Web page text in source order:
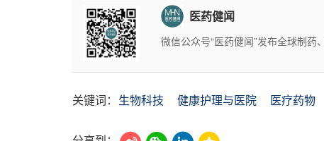
医药健闻
微信公众号“医药健闻”发布全球制药
关键词： 生物科技 健康护理与医院 医疗药物